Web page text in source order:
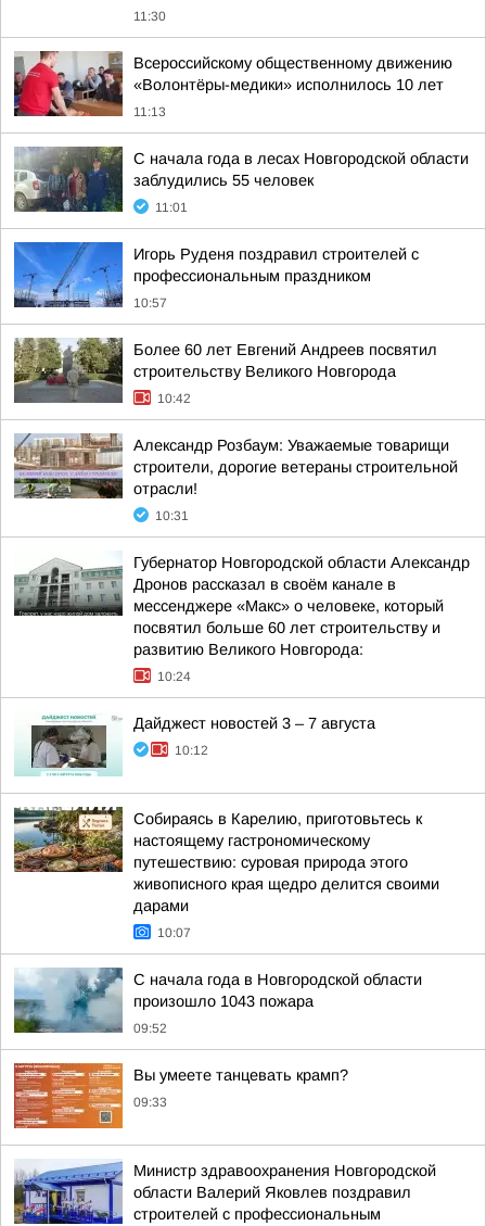
11:30
Всероссийскому общественному движению
«Волонтёры-медики» исполнилось 10 лет
11:13
С начала года в лесах Новгородской области
заблудились 55 человек
11:01
Игорь Руденя поздравил строителей с
профессиональным праздником
10:57
Более 60 лет Евгений Андреев посвятил
строительству Великого Новгорода
10:42
Александр Розбаум: Уважаемые товарищи
строители, дорогие ветераны строительной
отрасли!
10:31
Губернатор Новгородской области Александр
Дронов рассказал в своём канале в
мессенджере «Макс» о человеке, который
посвятил больше 60 лет строительству и
развитию Великого Новгорода:
10:24
Дайджест новостей 3 – 7 августа
10:12
Собираясь в Карелию, приготовьтесь к
настоящему гастрономическому
путешествию: суровая природа этого
живописного края щедро делится своими
дарами
10:07
С начала года в Новгородской области
произошло 1043 пожара
09:52
Вы умеете танцевать крамп?
09:33
Министр здравоохранения Новгородской
области Валерий Яковлев поздравил
строителей с профессиональным